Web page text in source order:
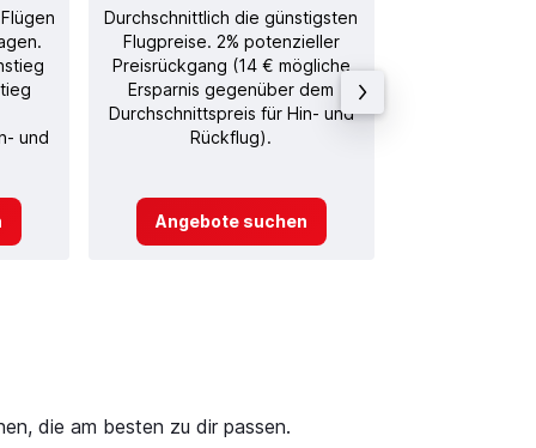
und
Durchschnittlich die günstigsten
Flugpreise. 2% potenzieller
Preisrückgang (14 € mögliche
Ersparnis gegenüber dem
Durchschnittspreis für Hin- und
Rückflug).
Angebote suchen
die am besten zu dir passen.